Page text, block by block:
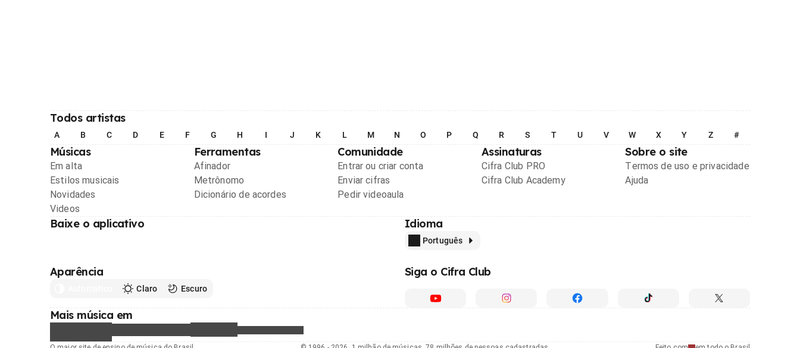
Todos artistas
A B C D E F G H I J K L M N O P Q R S T U V W X Y Z #
Músicas
Em alta
Estilos musicais
Novidades
Videos
Ferramentas
Afinador
Metrônomo
Dicionário de acordes
Comunidade
Entrar ou criar conta
Enviar cifras
Pedir videoaula
Assinaturas
Cifra Club PRO
Cifra Club Academy
Sobre o site
Termos de uso e privacidade
Ajuda
Baixe o aplicativo Idioma
Português
Aparência
Claro Escuro
Siga o Cifra Club
Mais música em